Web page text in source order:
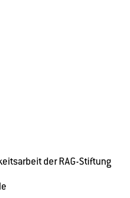
der RAG-Stiftung